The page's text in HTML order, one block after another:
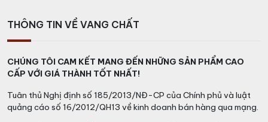
THÔNG TIN VỀ VANG CHẤT
CHÚNG TÔI CAM KẾT MANG ĐẾN NHỮNG SẢN PHẨM CAO
CẤP VỚI GIÁ THÀNH TỐT NHẤT!
Tuân thủ Nghị định số 185/2013/NĐ-CP của Chính phủ và luật
quảng cáo số 16/2012/QH13 về kinh doanh bán hàng qua mạng.